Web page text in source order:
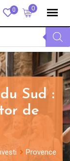
0
0
Sud :
de
Provence